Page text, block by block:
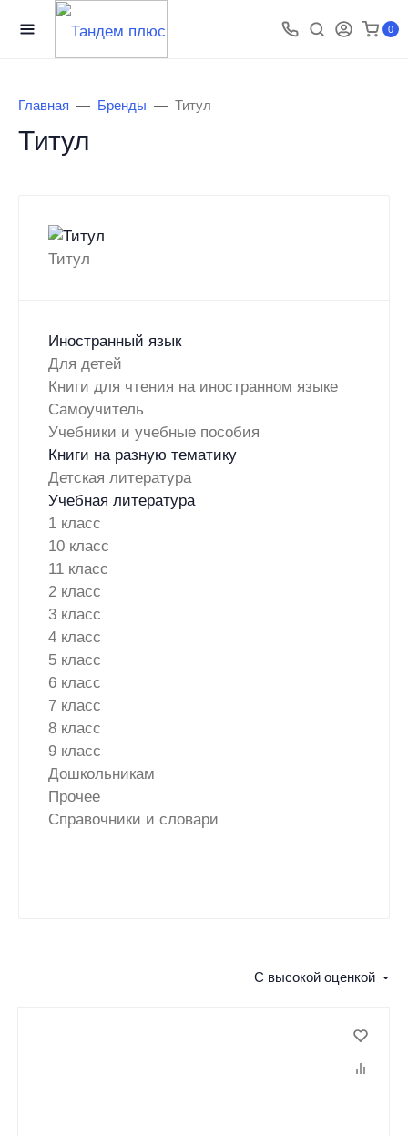
0
Главная Бренды Титул
Титул
Титул
Иностранный язык
Для детей
Книги для чтения на иностранном языке
Самоучитель
Учебники и учебные пособия
Книги на разную тематику
Детская литература
Учебная литература
1 класс
10 класс
11 класс
2 класс
3 класс
4 класс
5 класс
6 класс
7 класс
8 класс
9 класс
Дошкольникам
Прочее
Справочники и словари
С высокой оценкой